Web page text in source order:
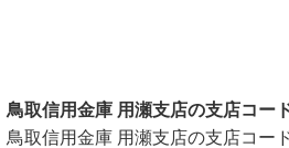
鳥取信用金庫 用瀬支店の支店コー
鳥取信用金庫 用瀬支店の支店コー